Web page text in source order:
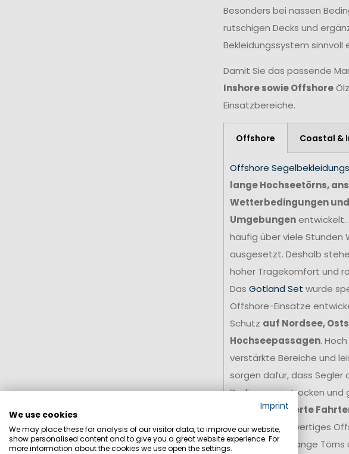
Besonders bei nassen
rutschigen Decks und
Bekleidungssystem
Damit Sie das passende
Inshore sowie Offshore
Einsatzbereiche.
Offshore Coastal &
Offshore Segelbekleidungs
lange Hochseetörns,
Wetterbedingungen
Umgebungenentwickelt.
häufig über viele Stunden
ausgesetzt. Deshalb
hoher Tragekomfort und
Das Gotland Set wurde
Offshore-Einsätze
Schutz auf Nordsee,
Hochseepassagen.
verstärkte Bereiche und
sorgen dafür, dass Segler
Bedingungen trocken und
Für ambitionierte
stellt ein hochwertiges
Grundlage für lange
Imprint
We use cookies
We may place these for analysis of our visitor data, to improve our website,
show personalised content and to give you a great website experience. For
more information about the cookies we use open the settings.